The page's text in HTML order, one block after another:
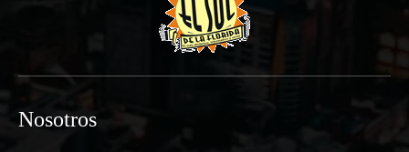
Nosotros